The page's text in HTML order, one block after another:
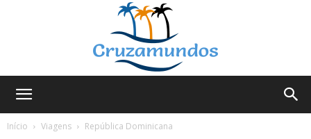
Início
Viagens República Dominicana